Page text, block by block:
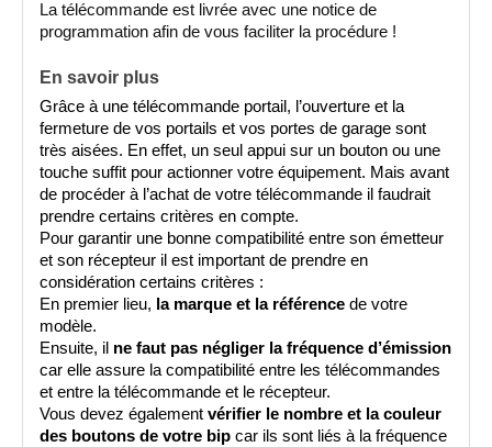
La télécommande est livrée avec une notice de
programmation afin de vous faciliter la procédure !
En savoir plus
Grâce à une télécommande portail, l’ouverture et la
fermeture de vos portails et vos portes de garage sont
très aisées. En effet, un seul appui sur un bouton ou une
touche suffit pour actionner votre équipement. Mais avant
de procéder à l’achat de votre télécommande il faudrait
prendre certains critères en compte.
Pour garantir une bonne compatibilité entre son émetteur
et son récepteur il est important de prendre en
considération certains critères :
En premier lieu, la marque et la référence de votre
modèle.
Ensuite, il ne faut pas négliger la fréquence d’émission
car elle assure la compatibilité entre les télécommandes
et entre la télécommande et le récepteur.
Vous devez également vérifier le nombre et la couleur
des boutons de votre bip car ils sont liés à la fréquence